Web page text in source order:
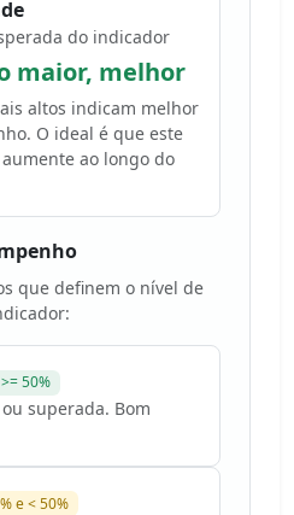
do indicador
maior, melhor
altos indicam melhor
O ideal é que este
ao longo do
que definem o nível de
>= 50%
superada. Bom
e < 50%